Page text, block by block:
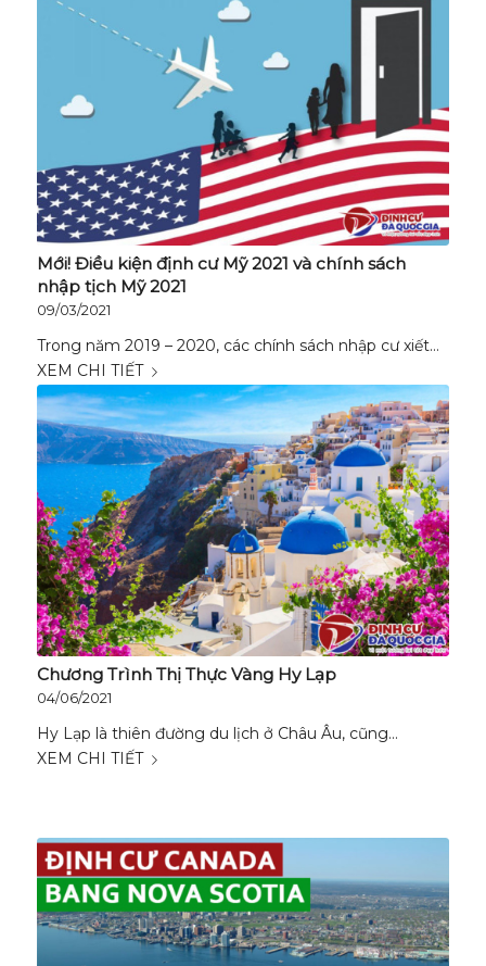
Mới! Điều kiện định cư Mỹ 2021 và chính sách
nhập tịch Mỹ 2021
09/03/2021
Trong năm 2019 – 2020, các chính sách nhập cư xiết…
XEM CHI TIẾT
Chương Trình Thị Thực Vàng Hy Lạp
04/06/2021
Hy Lạp là thiên đường du lịch ở Châu Âu, cũng…
XEM CHI TIẾT